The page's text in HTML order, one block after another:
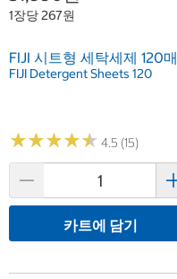
1장당 267원
FIJI 시트형 세탁세제 120매
FIJI Detergent Sheets 120
★★★★★
★★★★★ 4.5 (15)
카트에 담기